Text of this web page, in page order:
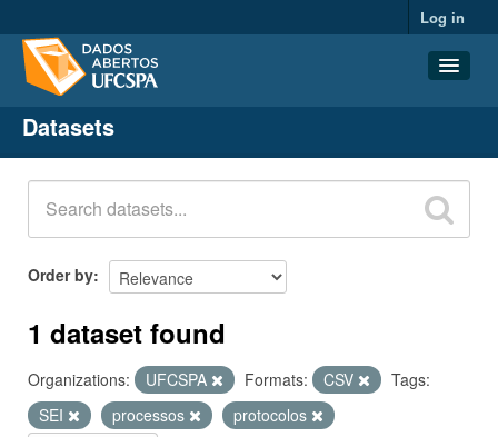
Log in
Datasets
Organizations
Groups
About
Datasets
Order by
1 dataset found
Organizations: UFCSPA Formats: CSV
Tags:
SEI
processos
protocolos